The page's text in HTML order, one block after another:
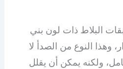
البلاط ذات لون بني
وهذا النوع من الصدأ لا
ولكنه يمكن أن يقلل